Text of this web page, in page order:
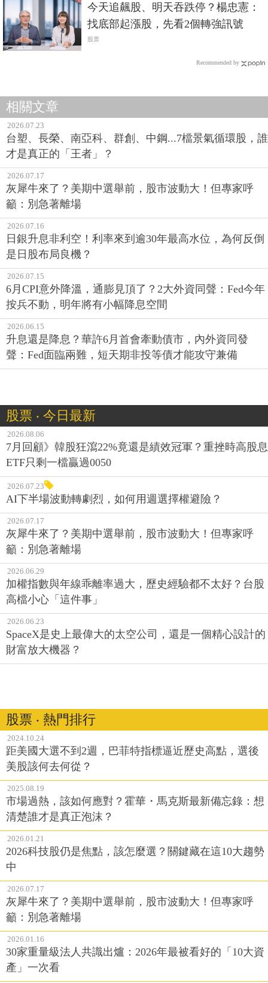
今天追飆股、明天吞跌停？楊忠憲：
找底部起漲股，先看2個轉強訊號
股票
Recommended by
相關文章
2026.07.23
台塑、長榮、南亞科、群創、中鋼...7檔景氣循環股，誰
才是真正的「王者」？
2026.07.17
灰犀牛來了？美期中選舉前，股市波動大！但專家呼
籲：別急著離場
2026.07.16
日銀升息非利空！利率來到逾30年最高水位，為何反倒
是日股布局良機？
2026.07.15
6月CPI意外降溫，通膨見頂了？2大外資同聲：Fed今年
按兵不動，明年將有小幅降息空間
2026.06.15
升息還是降息？華許6月首會牽動債市，內外資同發
聲：Fed面臨兩難，短天期非投等債才能攻守兼備
股票 ‧ 今日最新
2026.08.06
7月回顧》韓股狂瀉22%竟還是績效冠軍？重挫時高股息
ETF只剩一檔贏過0050
2026.07.23
AI下半場波動轉劇烈，如何用週選擇權避險？
2026.07.17
灰犀牛來了？美期中選舉前，股市波動大！但專家呼
籲：別急著離場
2026.06.29
加權指數與年線乖離率過大，歷史經驗都不太好？台股
高檔小心「這件事」
2026.06.23
SpaceX是史上最偉大的太空公司，還是一個精心設計的
財富放大機器？
股票 ‧ 熱門排行
2024.10.24
距美國大選不到2週，巴菲特指標逼近歷史高點，選後
美股該何去何從？
2025.08.19
市場過熱，該如何應對？霍華・馬克斯最新備忘錄：想
清楚誰才是真正泡沫？
2026.01.21
2026科技股仍是焦點，該怎麼選？關鍵藏在這10大趨勢
中
2026.07.17
灰犀牛來了？美期中選舉前，股市波動大！但專家呼
籲：別急著離場
2026.01.16
30家重量級法人共識出爐：2026年最被看好的「10大資
產」一次看